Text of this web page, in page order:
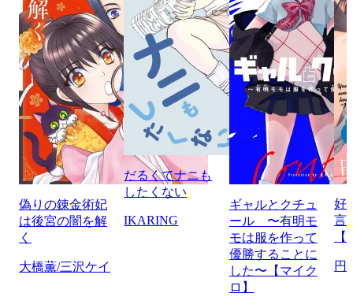
偽りの錬金術妃
は後宮の闇を解
く
大橋薫/三沢ケイ
だるくてナニも
したくない
IKARING
ギャルとクチュ
ール 〜有明モ
モは服を作って
優勝することに
した〜【マイク
ロ】
好
言
円